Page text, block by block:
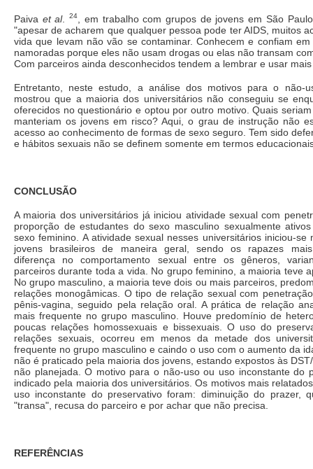
Paiva et al.24
, em trabalho com grupos de jovens em São
"apesar de acharem que qualquer pessoa pode ter AIDS, muitos
vida que levam não vão se contaminar. Conhecem e confiam
namoradas porque eles não usam drogas ou elas não transam
Com parceiros ainda desconhecidos tendem a lembrar e usar
Entretanto, neste estudo, a análise dos motivos para o não-
mostrou que a maioria dos universitários não conseguiu se
oferecidos no questionário e optou por outro motivo. Quais
manteriam os jovens em risco? Aqui, o grau de instrução não
acesso ao conhecimento de formas de sexo seguro. Tem sido
e hábitos sexuais não se definem somente em termos
CONCLUSÃO
A maioria dos universitários já iniciou atividade sexual com
proporção de estudantes do sexo masculino sexualmente
sexo feminino. A atividade sexual nesses universitários iniciou-se
jovens brasileiros de maneira geral, sendo os rapazes
diferença no comportamento sexual entre os gêneros,
parceiros durante toda a vida. No grupo feminino, a maioria teve
No grupo masculino, a maioria teve dois ou mais parceiros,
relações monogâmicas. O tipo de relação sexual com
pênis-vagina, seguido pela relação oral. A prática de relação
mais frequente no grupo masculino. Houve predomínio de
poucas relações homossexuais e bissexuais. O uso do
relações sexuais, ocorreu em menos da metade dos
frequente no grupo masculino e caindo o uso com o aumento da
não é praticado pela maioria dos jovens, estando expostos às
não planejada. O motivo para o não-uso ou uso inconstante do
indicado pela maioria dos universitários. Os motivos mais
uso inconstante do preservativo foram: diminuição do prazer,
"transa", recusa do parceiro e por achar que não precisa.
REFERÊNCIAS